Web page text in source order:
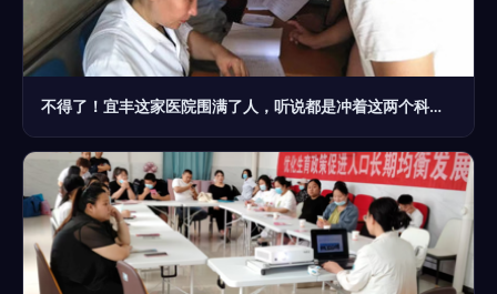
不得了！宜丰这家医院围满了人，听说都是冲着这两个科室去的